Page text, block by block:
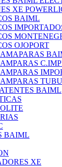
XE
BAIML
OJOPORT
BAIML
BAIML
XE